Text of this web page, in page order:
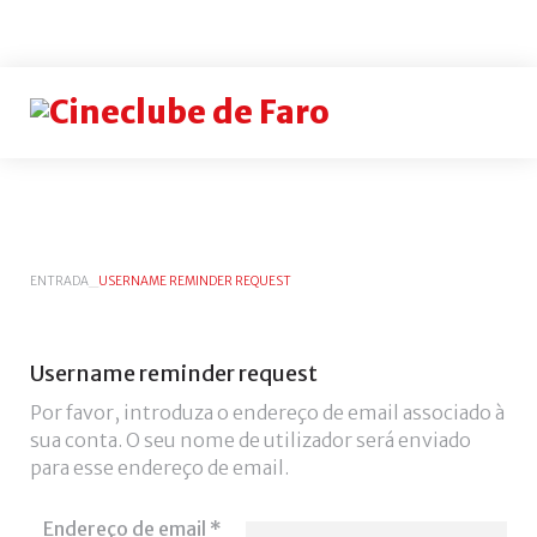
ENTRADA USERNAME REMINDER REQUEST
Username reminderrequest
Por favor, introduza o endereço de email associado à
sua conta. O seu nome de utilizador será enviado
para esse endereço de email.
Endereço de email *
Esqueceu-